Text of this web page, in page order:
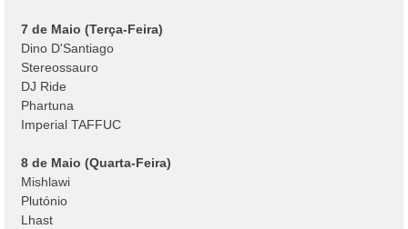
7 de Maio (Terça-Feira)
Dino D'Santiago
Stereossauro
DJ Ride
Phartuna
Imperial TAFFUC
8 de Maio (Quarta-Feira)
Mishlawi
Plutónio
Lhast